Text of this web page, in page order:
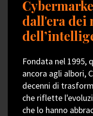
dall'era dei
Fondata nel 1995,
ancora agli albori,
decenni di
che riflette
che lo hanno